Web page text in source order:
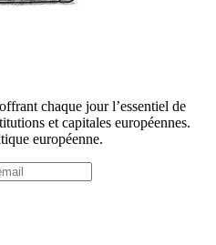
chaque jour l’essentiel de
et capitales européennes.
européenne.